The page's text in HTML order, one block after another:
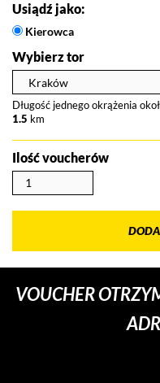
Usiądź jako:
Kierowca
Wybierz tor
Długość jednego okrążenia
1.5 km
Ilość voucherów
VOUCHER